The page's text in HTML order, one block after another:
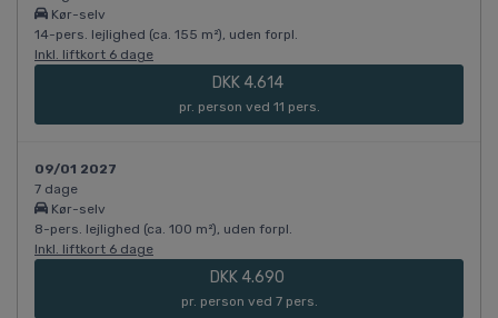
Kør-selv
14-pers. lejlighed (ca. 155 m²), uden forpl.
Inkl. liftkort 6 dage
DKK 4.614
pr. person ved 11 pers.
09/01 2027
7 dage
Kør-selv
8-pers. lejlighed (ca. 100 m²), uden forpl.
Inkl. liftkort 6 dage
DKK 4.690
pr. person ved 7 pers.